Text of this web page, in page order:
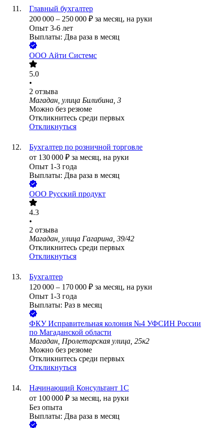
Главный бухгалтер
200 000 – 250 000 ₽ за месяц, на руки
Опыт 3-6 лет
Выплаты: Два раза в месяц
ООО Айти Системс
5.0
•
2 отзыва
Магадан, улица Билибина, 3
Можно без резюме
Откликнитесь среди первых
Откликнуться
Бухгалтер по розничной торговле
от 130 000 ₽ за месяц, на руки
Опыт 1-3 года
Выплаты: Два раза в месяц
ООО Русский продукт
4.3
•
2 отзыва
Магадан, улица Гагарина, 39/42
Откликнитесь среди первых
Откликнуться
Бухгалтер
120 000 – 170 000 ₽ за месяц, на руки
Опыт 1-3 года
Выплаты: Раз в месяц
ФКУ Исправительная колония №4 УФСИН России
по Магаданской области
Магадан, Пролетарская улица, 25к2
Можно без резюме
Откликнитесь среди первых
Откликнуться
Начинающий Консультант 1С
от 100 000 ₽ за месяц, на руки
Без опыта
Выплаты: Два раза в месяц